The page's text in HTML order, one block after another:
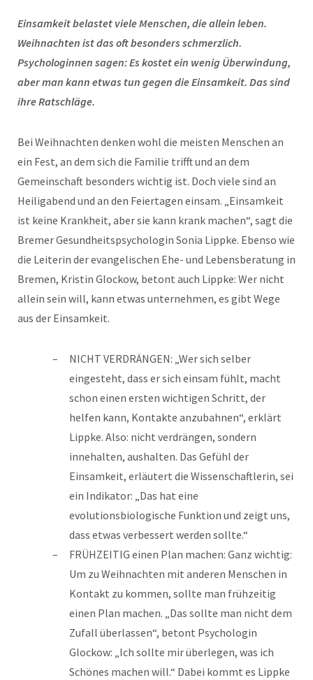
Einsamkeit belastet viele Menschen, die allein leben.
Weihnachten ist das oft besonders schmerzlich.
Psychologinnen sagen: Es kostet ein wenig Überwindung,
aber man kann etwas tun gegen die Einsamkeit. Das sind
ihre Ratschläge.
Bei Weihnachten denken wohl die meisten Menschen an
ein Fest, an dem sich die Familie trifft und an dem
Gemeinschaft besonders wichtig ist. Doch viele sind an
Heiligabend und an den Feiertagen einsam. „Einsamkeit
ist keine Krankheit, aber sie kann krank machen“, sagt die
Bremer Gesundheitspsychologin Sonia Lippke. Ebenso wie
die Leiterin der evangelischen Ehe- und Lebensberatung in
Bremen, Kristin Glockow, betont auch Lippke: Wer nicht
allein sein will, kann etwas unternehmen, es gibt Wege
aus der Einsamkeit.
NICHT VERDRÄNGEN: „Wer sich selber
eingesteht, dass er sich einsam fühlt, macht
schon einen ersten wichtigen Schritt, der
helfen kann, Kontakte anzubahnen“, erklärt
Lippke. Also: nicht verdrängen, sondern
innehalten, aushalten. Das Gefühl der
Einsamkeit, erläutert die Wissenschaftlerin, sei
ein Indikator: „Das hat eine
evolutionsbiologische Funktion und zeigt uns,
dass etwas verbessert werden sollte.“
FRÜHZEITIG einen Plan machen: Ganz wichtig:
Um zu Weihnachten mit anderen Menschen in
Kontakt zu kommen, sollte man frühzeitig
einen Plan machen. „Das sollte man nicht dem
Zufall überlassen“, betont Psychologin
Glockow: „Ich sollte mir überlegen, was ich
Schönes machen will.“ Dabei kommt es Lippke